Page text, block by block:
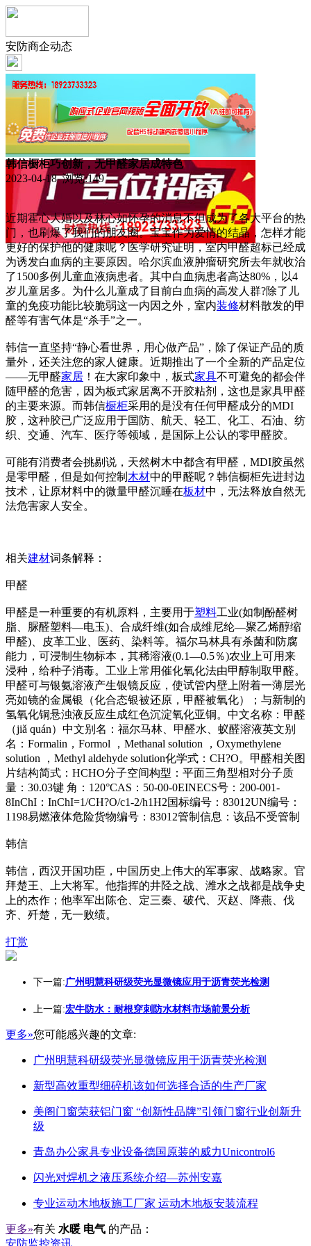
安防商企动态
韩信橱柜巧创新，无甲醛家居成特色
2023-04-18 浏览:149
近期霍心大婚以及林心如怀孕的消息不但成为了各大平台的热
门，也刷爆了我们的朋友圈。宝宝作为爱情的结晶，怎样才能
更好的保护他的健康呢？医学研究证明，室内甲醛超标已经成
为诱发白血病的主要原因。哈尔滨血液肿瘤研究所去年就收治
了1500多例儿童血液病患者。其中白血病患者高达80%，以4
岁儿童居多。为什么儿童成了目前白血病的高发人群?除了儿
童的免疫功能比较脆弱这一内因之外，室内装修材料散发的甲
醛等有害气体是“杀手”之一。
韩信一直坚持“静心看世界，用心做产品”，除了保证产品的质
量外，还关注您的家人健康。近期推出了一个全新的产品定位
——无甲醛家居 ！在大家印象中，板式家具不可避免的都会伴
随甲醛的危害，因为板式家居离不开胶粘剂，这也是家具甲醛
的主要来源。而韩信橱柜采用的是没有任何甲醛成分的MDI
胶，这种胶已广泛应用于国防、航天、轻工、化工、石油、纺
织、交通、汽车、医疗等领域，是国际上公认的零甲醛胶。
可能有消费者会挑剔说，天然树木中都含有甲醛，MDI胶虽然
是零甲醛，但是如何控制 木材中的甲醛呢？韩信橱柜先进封边
技术，让原材料中的微量甲醛沉睡在板材中，无法释放自然无
法危害家人安全。
相关建材词条解释：
甲醛
甲醛是一种重要的有机原料，主要用于塑料工业(如制酚醛树
脂、脲醛塑料—电玉)、合成纤维(如合成维尼纶—聚乙烯醇缩
甲醛)、皮革工业、医药、染料等。福尔马林具有杀菌和防腐
能力，可浸制生物标本，其稀溶液(0.1—0.5％)农业上可用来
浸种，给种子消毒。工业上常用催化氧化法由甲醇制取甲醛。
甲醛可与银氨溶液产生银镜反应，使试管内壁上附着一薄层光
亮如镜的金属银（化合态银被还原，甲醛被氧化）；与新制的
氢氧化铜悬浊液反应生成红色沉淀氧化亚铜。中文名称：甲醛
（jiǎ quán）中文别名：福尔马林、甲醛水、蚁醛溶液英文别
名：Formalin，Formol ，Methanal solution ，Oxymethylene
solution ，Methyl aldehyde solution化学式：CH?O。甲醛相关图
片结构简式：HCHO分子空间构型：平面三角型相对分子质
量：30.03键 角：120°CAS：50-00-0EINECS号：200-001-
8InChI：InChI=1/CH?O/c1-2/h1H2国标编号：83012UN编号：
1198易燃液体危险货物编号：83012管制信息：该品不受管制
韩信
韩信，西汉开国功臣，中国历史上伟大的军事家、战略家。官
拜楚王、上大将军。他指挥的井陉之战、潍水之战都是战争史
上的杰作；他率军出陈仓、定三秦、破代、灭赵、降燕、伐
齐、歼楚，无一败绩。
打赏
下一篇:广州明慧科研级荧光显微镜应用于沥青荧光检测
上一篇:宏牛防水：耐根穿刺防水材料市场前景分析
更多»您可能感兴趣的文章:
广州明慧科研级荧光显微镜应用于沥青荧光检测
新型高效重型细碎机该如何选择合适的生产厂家
美阁门窗荣获铝门窗 “创新性品牌”引领门窗行业创新升
级
青岛办公家具专业设备德国原装的威力Unicontrol6
闪光对焊机之液压系统介绍—苏州安嘉
专业运动木地板施工厂家 运动木地板安装流程
更多»有关 水暖 电气 的产品：
安防监控资讯